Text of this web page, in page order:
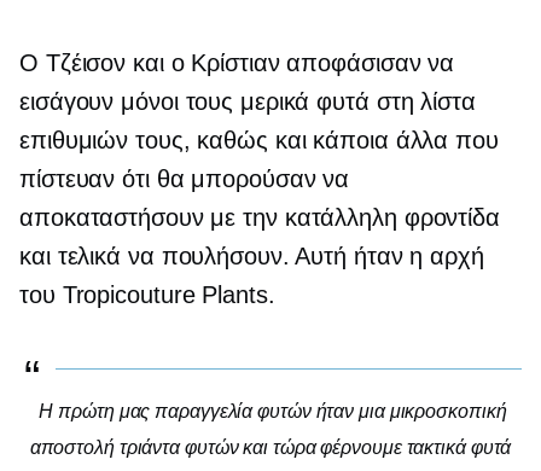
Ο Τζέισον και ο Κρίστιαν αποφάσισαν να
εισάγουν μόνοι τους μερικά φυτά στη λίστα
επιθυμιών τους, καθώς και κάποια άλλα που
πίστευαν ότι θα μπορούσαν να
αποκαταστήσουν με την κατάλληλη φροντίδα
και τελικά να πουλήσουν. Αυτή ήταν η αρχή
του Tropicouture Plants.
Η πρώτη μας παραγγελία φυτών ήταν μια μικροσκοπική
αποστολή τριάντα φυτών και τώρα φέρνουμε τακτικά φυτά